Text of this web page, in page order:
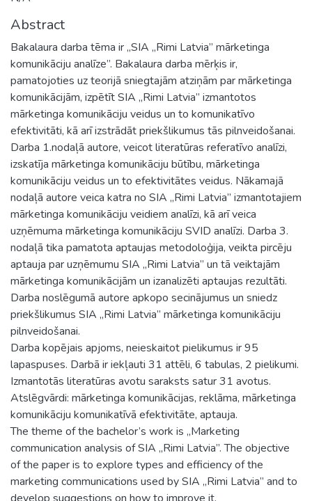
Abstract
Bakalaura darba tēma ir „SIA „Rimi Latvia” mārketinga
komunikāciju analīze”. Bakalaura darba mērķis ir,
pamatojoties uz teorijā sniegtajām atziņām par mārketinga
komunikācijām, izpētīt SIA „Rimi Latvia” izmantotos
mārketinga komunikāciju veidus un to komunikatīvo
efektivitāti, kā arī izstrādāt priekšlikumus tās pilnveidošanai.
Darba 1.nodaļā autore, veicot literatūras referatīvo analīzi,
izskatīja mārketinga komunikāciju būtību, mārketinga
komunikāciju veidus un to efektivitātes veidus. Nākamajā
nodaļā autore veica katra no SIA „Rimi Latvia” izmantotajiem
mārketinga komunikāciju veidiem analīzi, kā arī veica
uzņēmuma mārketinga komunikāciju SVID analīzi. Darba 3.
nodaļā tika pamatota aptaujas metodoloģija, veikta pircēju
aptauja par uzņēmumu SIA „Rimi Latvia” un tā veiktajām
mārketinga komunikācijām un izanalizēti aptaujas rezultāti.
Darba noslēgumā autore apkopo secinājumus un sniedz
priekšlikumus SIA „Rimi Latvia” mārketinga komunikāciju
pilnveidošanai.
Darba kopējais apjoms, neieskaitot pielikumus ir 95
lapaspuses. Darbā ir iekļauti 31 attēli, 6 tabulas, 2 pielikumi.
Izmantotās literatūras avotu saraksts satur 31 avotus.
Atslēgvārdi: mārketinga komunikācijas, reklāma, mārketinga
komunikāciju komunikatīvā efektivitāte, aptauja.
The theme of the bachelor’s work is „Marketing
communication analysis of SIA „Rimi Latvia”. The objective
of the paper is to explore types and efficiency of the
marketing communications used by SIA „Rimi Latvia” and to